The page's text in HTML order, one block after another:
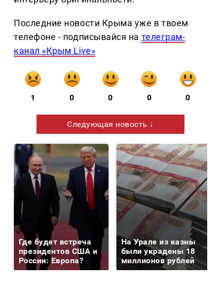
Последние новости Крыма уже в твоем
телефоне - подписывайся на телеграм-
канал «Крым Live»
1 0 0 0 0
Следующая новость ↓
Где будет встреча
президентов США и
России: Европа?
На Урале из казны
были украдены 18
миллионов рублей